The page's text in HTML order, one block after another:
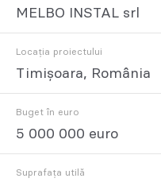
MELBO INSTAL srl
Locația proiectului
Timișoara, România
Buget în euro
5 000 000 euro
Suprafața utilă